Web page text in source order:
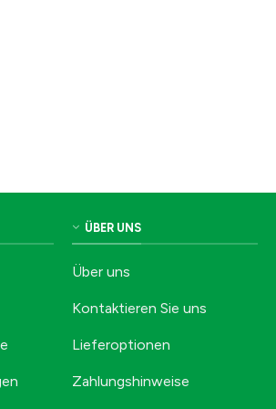
ÜBER UNS
Über uns
Kontaktieren Sie uns
Lieferoptionen
Zahlungshinweise